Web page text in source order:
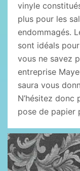
vinyle
plus pour les
endommagés.
sont idéals
vous ne savez
entreprise
saura vous
N’hésitez
pose de papier